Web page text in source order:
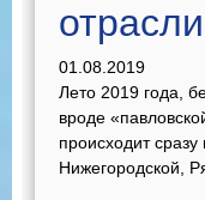
01.08.2019
Лето 2019 года,
вроде
происходит
Нижегородской,